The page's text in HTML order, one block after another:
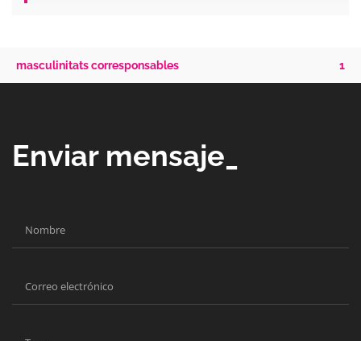
masculinitats corresponsables 1
Enviar mensaje_